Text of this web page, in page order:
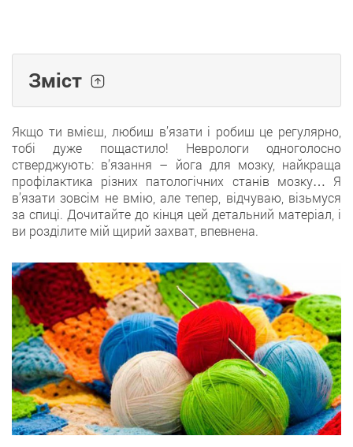
Зміст
Якщо ти вмієш, любиш в’язати і робиш це регулярно,
тобі дуже пощастило! Неврологи одноголосно
стверджують: в’язання – йога для мозку, найкраща
профілактика різних патологічних станів мозку… Я
в’язати зовсім не вмію, але тепер, відчуваю, візьмуся
за спиці. Дочитайте до кінця цей детальний матеріал, і
ви розділите мій щирий захват, впевнена.